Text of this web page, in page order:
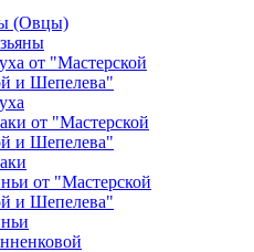
(Овцы)
от "Мастерской
и Шепелева"
от "Мастерской
и Шепелева"
от "Мастерской
и Шепелева"